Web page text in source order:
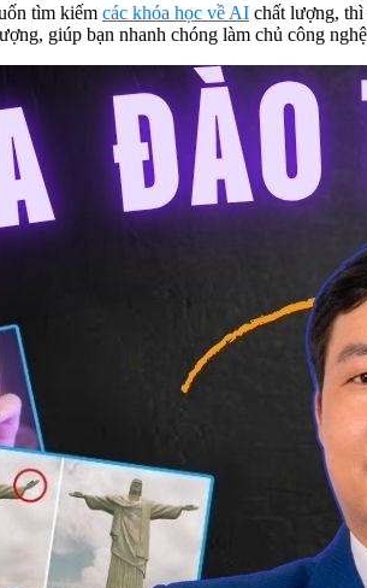
tìm kiếm các khóa học về AI chất lượng,
giúp bạn nhanh chóng làm chủ công